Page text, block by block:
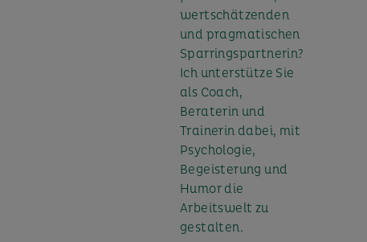
wertschätzenden
und pragmatischen
Sparringspartnerin?
Ich unterstütze Sie
als Coach,
Beraterin und
Trainerin dabei, mit
Psychologie,
Begeisterung und
Humor die
Arbeitswelt zu
gestalten.